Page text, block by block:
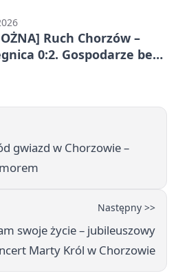
Ruch Chorzów –
0:2. Gospodarze bez
gwiazd w Chorzowie –
Następny >>
swoje życie – jubileuszowy
Marty Król w Chorzowie